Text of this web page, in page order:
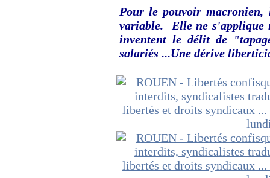
Pour le pouvoir macronien,
variable. Elle ne s'applique
inventent le délit de
salariés ...Une dérive